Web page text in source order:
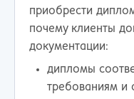
приобрести
почему клиенты
документации:
дипломы
требованиям и